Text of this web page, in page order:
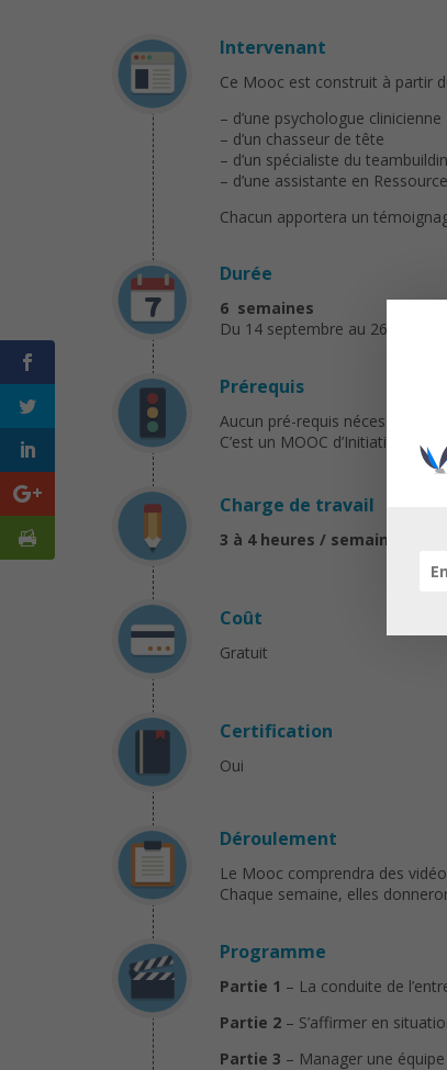
Intervenant
Ce Mooc est construit à partir
– d’une psychologue clinicienne
– d’un chasseur de tête
– d’un spécialiste du
– d’une assistante en
Chacun apportera un
Durée
6 semaines
Du 14 septembre au 26 octobre
Prérequis
Aucun pré-requis nécessaire
C’est un MOOC d’Initiation en
Charge de travail
3 à 4 heures / semaine
Coût
Gratuit
Certification
Oui
Déroulement
Le Mooc comprendra des
Chaque semaine, elles
Programme
Partie 1 – La conduite de
Partie 2 – S’affirmer en
Partie 3 – Manager une équipe